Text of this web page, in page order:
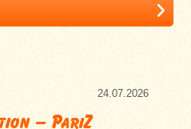
24.07.2026
– PariZ